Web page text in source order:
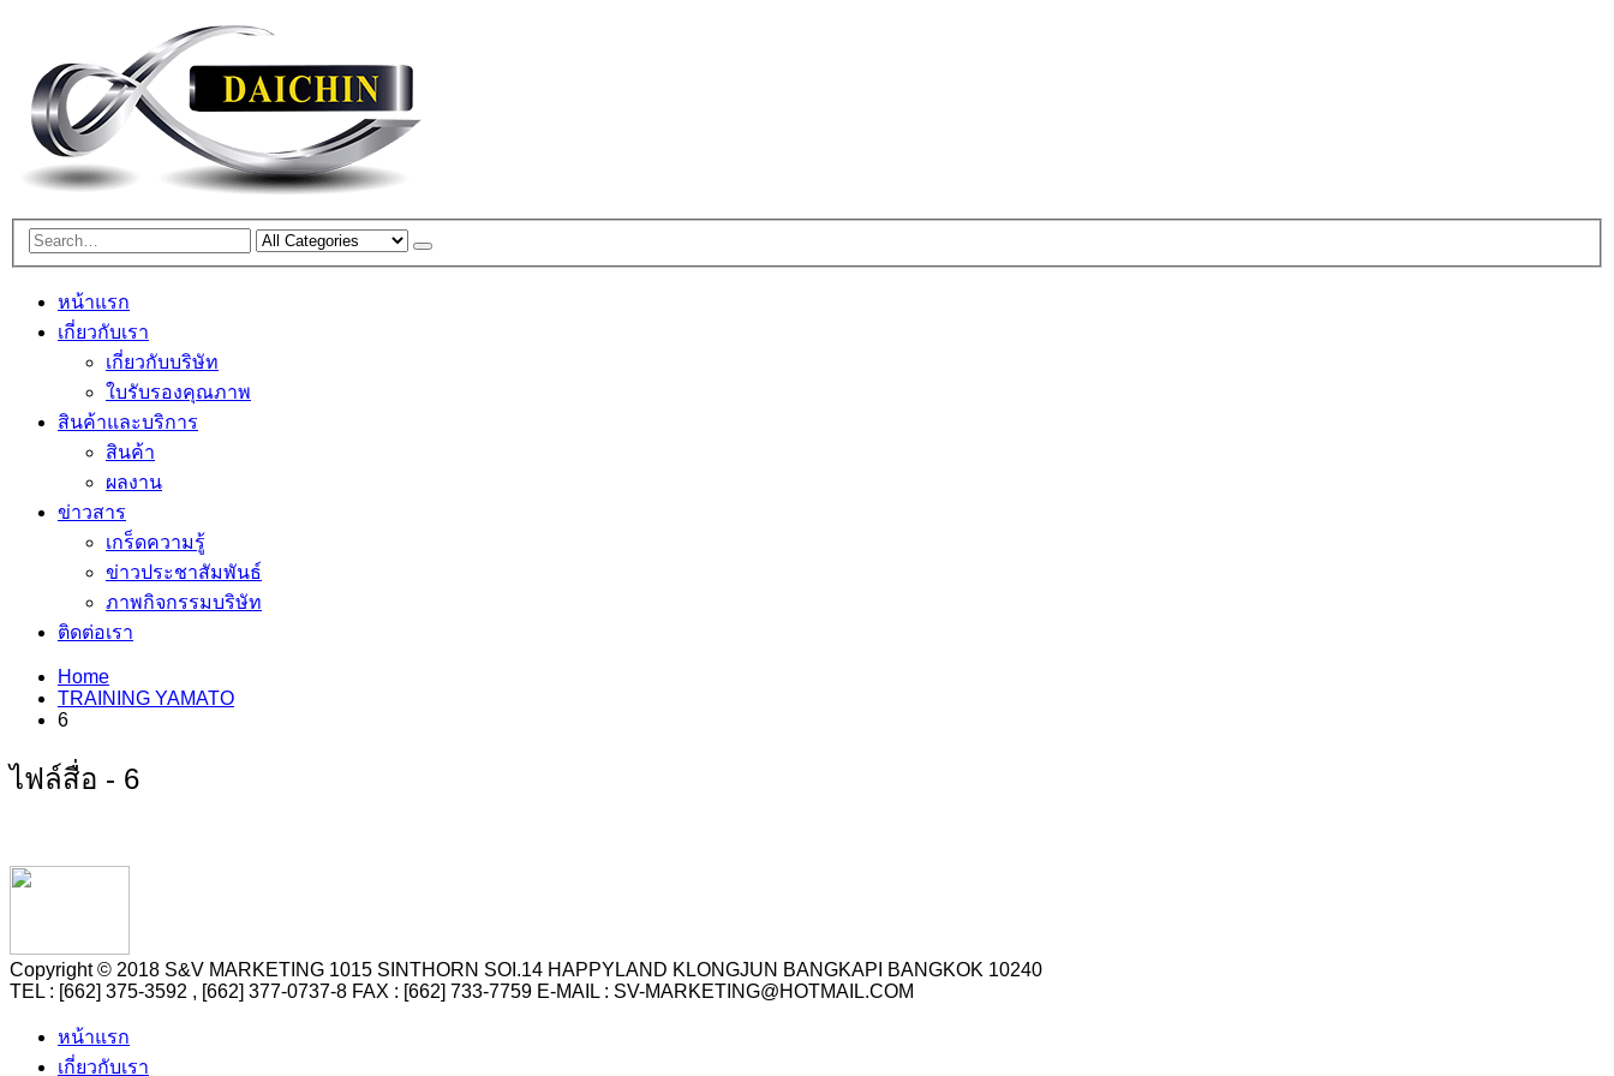
หน้าแรก
เกี่ยวกับเรา
เกี่ยวกับบริษัท
ใบรับรองคุณภาพ
สินค้าและบริการ
สินค้า
ผลงาน
ข่าวสาร
เกร็ดความรู้
ข่าวประชาสัมพันธ์
ภาพกิจกรรมบริษัท
ติดต่อเรา
Home
TRAINING YAMATO
6
ไฟล์สื่อ - 6
Copyright © 2018 S&V MARKETING 1015 SINTHORN SOI.14 HAPPYLAND KLONGJUN BANGKAPI BANGKOK 10240
TEL : [662] 375-3592 , [662] 377-0737-8 FAX : [662] 733-7759 E-MAIL : SV-MARKETING@HOTMAIL.COM
หน้าแรก
เกี่ยวกับเรา